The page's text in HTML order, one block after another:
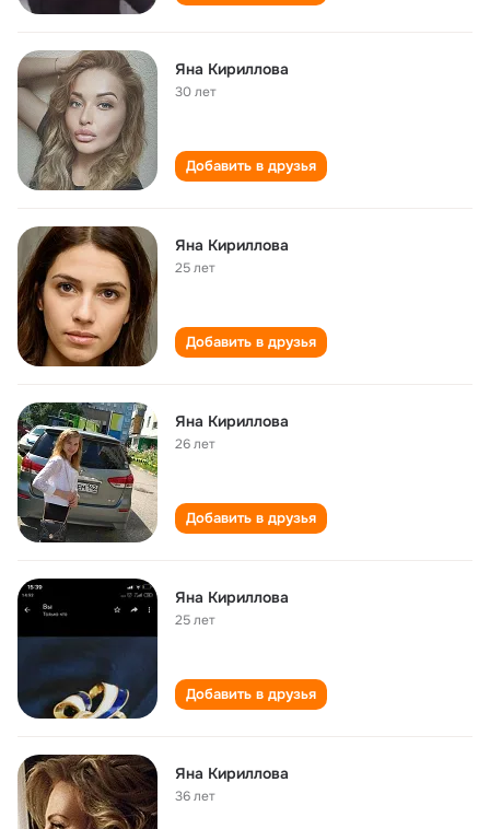
Яна Кириллова
30 лет
Добавить в друзья
Яна Кириллова
25 лет
Добавить в друзья
Яна Кириллова
26 лет
Добавить в друзья
Яна Кириллова
25 лет
Добавить в друзья
Яна Кириллова
36 лет